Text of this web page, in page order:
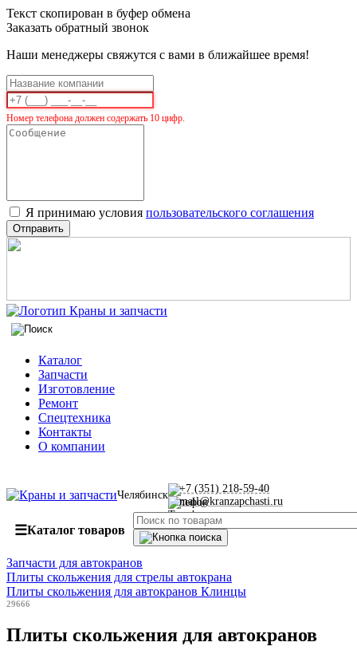
Текст скопирован в буфер обмена
Заказать обратный звонок
Наши менеджеры свяжутся с вами в ближайшее время!
Номер телефона должен содержать 10 цифр.
Я принимаю условия пользовательского соглашения
Отправить
Каталог
Запчасти
Изготовление
Ремонт
Спецтехника
Контакты
О компании
Челябинск
+7 (351) 218-59-40
mail@kranzapchasti.ru
☰Каталог товаров
Запчасти для автокранов
Плиты скольжения для стрелы автокрана
Плиты скольжения для автокранов Клинцы
29666
Плиты скольжения для автокранов